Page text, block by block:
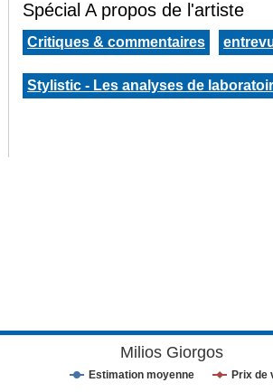
Spécial A propos de l'artiste
Critiques & commentaires
Stylistic - Les analyses de
Milios Giorgos
Estimation moyenne Prix de